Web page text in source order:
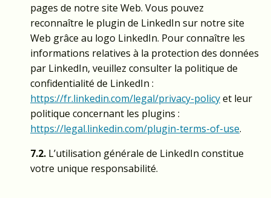
pages de notre site Web. Vous pouvez
reconnaître le plugin de LinkedIn sur notre site
Web grâce au logo LinkedIn. Pour connaître les
informations relatives à la protection des données
par LinkedIn, veuillez consulter la politique de
confidentialité de LinkedIn :
https://fr.linkedin.com/legal/privacy-policyet leur
politique concernant les plugins :
https://legal.linkedin.com/plugin-terms-of-use.
7.2. L’utilisation générale de LinkedIn constitue
votre unique responsabilité.